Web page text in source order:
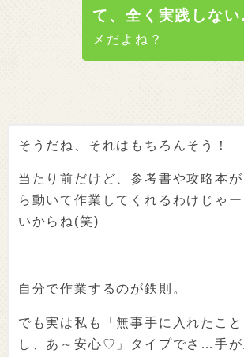
て、全く実践しな
メだよね？
そうだね、それはもちろんそう！
当たり前だけど、参考書や攻略本が
ら動いて作業してくれるわけじゃー
いからね(笑)
自分で作業するのが鉄則。
でも実は私も「無事手に入れたこ
し、あ～安心♡」タイプでさ…手が